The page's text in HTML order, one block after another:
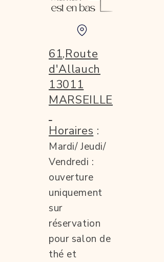
61,Route
d'Allauch
13011
MARSEILLE
Horaires :
Mardi/ Jeudi/
Vendredi :
ouverture
uniquement
sur
réservation
pour salon de
thé et